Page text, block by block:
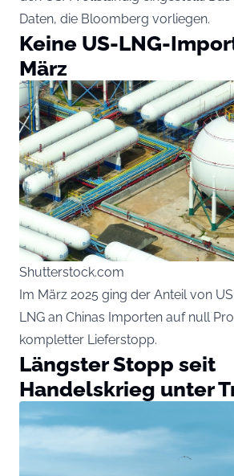
Daten, die Bloomberg vorliegen.
Keine US-LNG-
März
Shutterstock.com
Im März 2025 ging der Anteil von
LNG an Chinas Importen auf null
kompletter Lieferstopp.
Längster Stopp seit
Handelskrieg unter